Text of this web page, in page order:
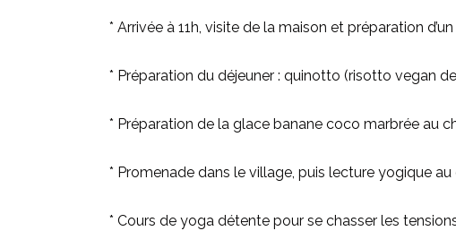
* Arrivée à 11h, visite de la maison et préparation
* Préparation du déjeuner : quinotto (risotto vegan
* Préparation de la glace banane coco marbrée au
* Promenade dans le village, puis lecture yogique
* Cours de yoga détente pour se chasser les